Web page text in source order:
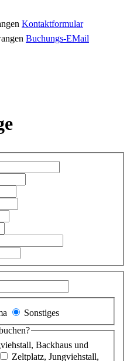
Kontaktformular
Buchungs-EMail
Sonstiges
Backhaus und
Zeltplatz, Jungviehstall,